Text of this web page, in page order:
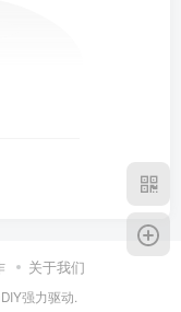
关于我们
强力驱动.